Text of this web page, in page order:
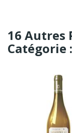
16 Autres
Catégorie :